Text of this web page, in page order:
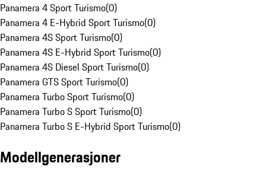
Panamera 4 Sport Turismo(0)
Panamera 4 E-Hybrid Sport Turismo(0)
Panamera 4S Sport Turismo(0)
Panamera 4S E-Hybrid Sport Turismo(0)
Panamera 4S Diesel Sport Turismo(0)
Panamera GTS Sport Turismo(0)
Panamera Turbo Sport Turismo(0)
Panamera Turbo S Sport Turismo(0)
Panamera Turbo S E-Hybrid Sport Turismo(0)
Modellgenerasjoner